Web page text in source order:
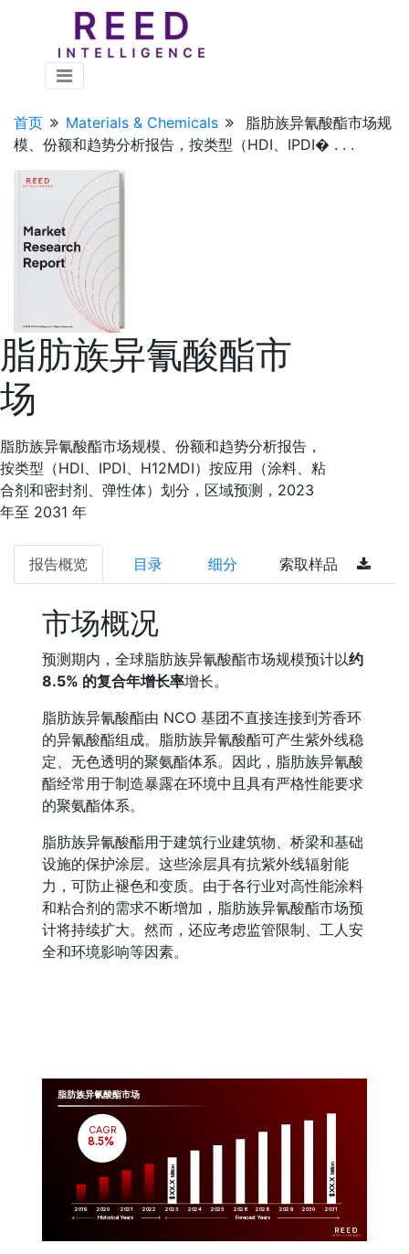
首页 Materials & Chemicals
脂肪族异氰酸酯市场规
模、份额和趋势分析报告，按类型（HDI、IPDI� . . .
脂肪族异氰酸酯市
场
脂肪族异氰酸酯市场规模、份额和趋势分析报告，
按类型（HDI、IPDI、H12MDI）按应用（涂料、粘
合剂和密封剂、弹性体）划分，区域预测，2023
年至 2031 年
报告概览 目录 细分 索取样品
市场概况
预测期内，全球脂肪族异氰酸酯市场规模预计以约
8.5% 的复合年增长率增长。
脂肪族异氰酸酯由 NCO 基团不直接连接到芳香环
的异氰酸酯组成。脂肪族异氰酸酯可产生紫外线稳
定、无色透明的聚氨酯体系。因此，脂肪族异氰酸
酯经常用于制造暴露在环境中且具有严格性能要求
的聚氨酯体系。
脂肪族异氰酸酯用于建筑行业建筑物、桥梁和基础
设施的保护涂层。这些涂层具有抗紫外线辐射能
力，可防止褪色和变质。由于各行业对高性能涂料
和粘合剂的需求不断增加，脂肪族异氰酸酯市场预
计将持续扩大。然而，还应考虑监管限制、工人安
全和环境影响等因素。
脂肪族异氰酸酯市场
2019 2020 2021 2022 2023 2024 2025 2026 2028 2029 2030 2031
$XX.X
Million
$XX.X
Million
CAGR
8.5%
Historical Years Forecast Years